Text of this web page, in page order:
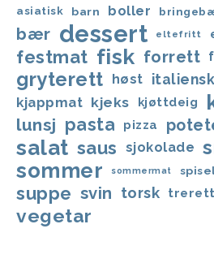
asiatisk barn boller
bær dessert eltefritt
festmat fisk forrett
gryterett høst italiensk
kjappmat kjeks kjøttdeig
lunsj pasta pizza
salat saus sjokolade
sommer sommermat
suppe svin torsk
vegetar